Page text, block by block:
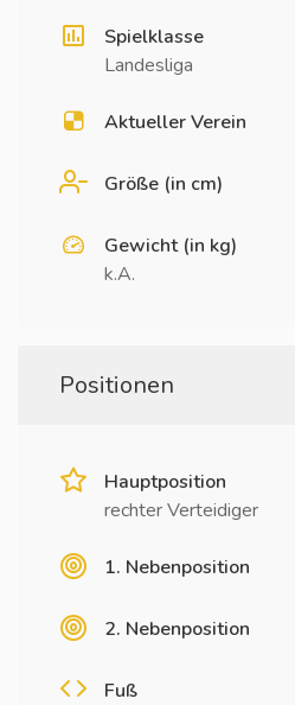
Spielklasse
Landesliga
Aktueller Verein
Größe (in cm)
Gewicht (in kg)
k.A.
Positionen
Hauptposition
rechter Verteidiger
1. Nebenposition
2. Nebenposition
Fuß